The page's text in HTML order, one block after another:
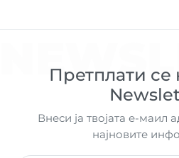
Претплати
Внеси ја твојата е-маил
најновите